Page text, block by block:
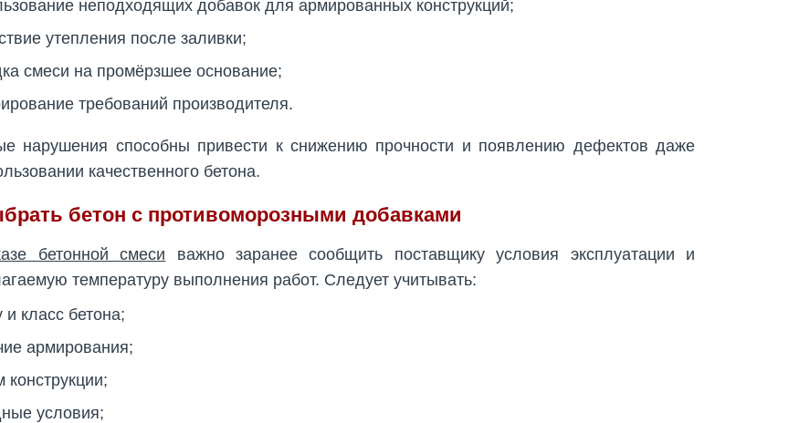
неподходящих добавок для армированных конструкций;
утепления после заливки;
смеси на промёрзшее основание;
требований производителя.
нарушения способны привести к снижению прочности и появлению дефектов даже
качественного бетона.
бетон с противоморозными добавками
бетонной смеси важно заранее сообщить поставщику условия эксплуатации и
температуру выполнения работ. Следует учитывать:
и класс бетона;
армирования;
конструкции;
условия;